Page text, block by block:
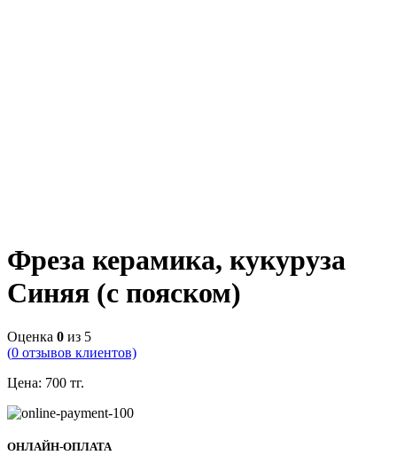
Фреза керамика, кукуруза
Синяя (с пояском)
Оценка 0 из 5
(0 отзывов клиентов)
Цена: 700 тг.
ОНЛАЙН-ОПЛАТА